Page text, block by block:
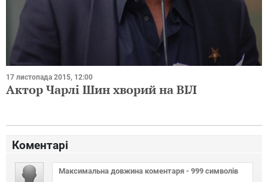
17 листопада 2015, 12:00
Актор Чарлі Шин хворий на ВІЛ
Коментарі